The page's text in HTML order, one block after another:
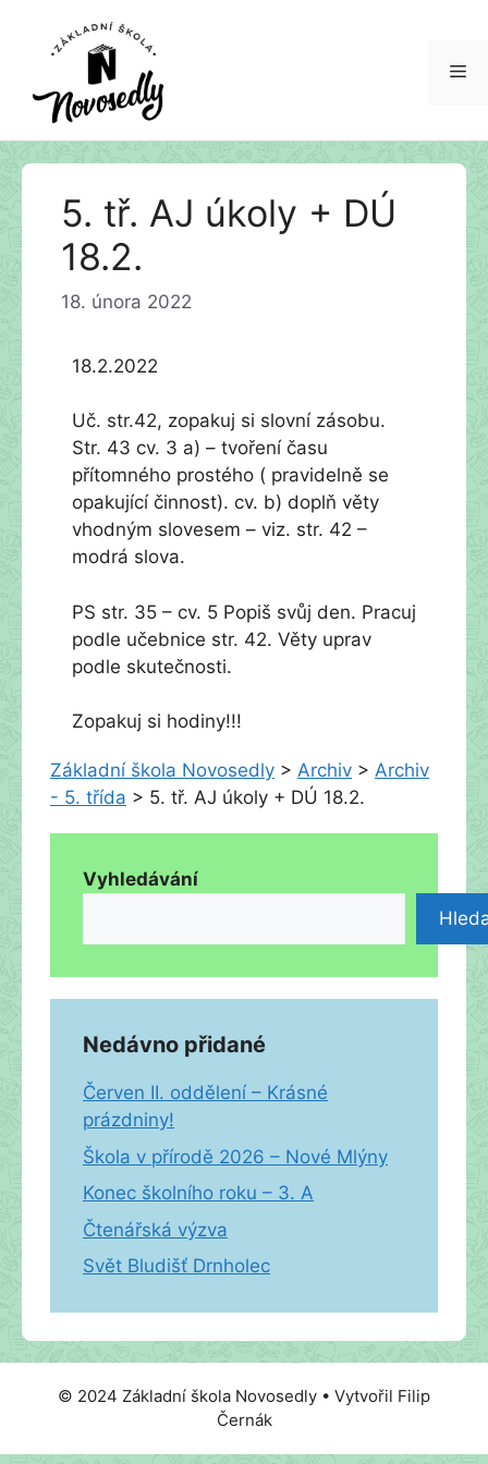
Přeskočit
5. tř. AJ úkoly + DÚ
18.2.
18. února 2022
18.2.2022
Uč. str.42, zopakuj si slovní zásobu.
Str. 43 cv. 3 a) – tvoření času
přítomného prostého ( pravidelně se
opakující činnost). cv. b) doplň věty
vhodným slovesem – viz. str. 42 –
modrá slova.
PS str. 35 – cv. 5 Popiš svůj den. Pracuj
podle učebnice str. 42. Věty uprav
podle skutečnosti.
Zopakuj si hodiny!!!
Základní škola Novosedly > Archiv > Archiv
- 5. třída > 5. tř. AJ úkoly + DÚ 18.2.
Vyhledávání
Nedávno přidané
Červen II. oddělení – Krásné
prázdniny!
Škola v přírodě 2026 – Nové Mlýny
Konec školního roku – 3. A
Čtenářská výzva
Svět Bludišť Drnholec
© 2024 Základní škola Novosedly • Vytvořil Filip
Černák